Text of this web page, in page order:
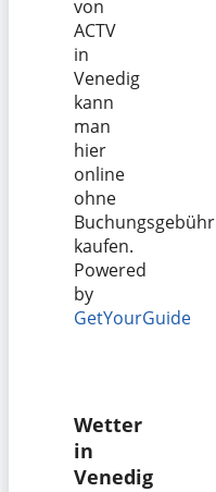
von
ACTV
in
Venedig
kann
man
hier
online
ohne
Buchungsgebühr
kaufen.
Powered
by
GetYourGuide
Wetter
in
Venedig